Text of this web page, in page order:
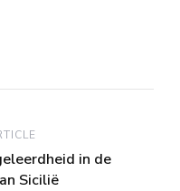
in de
Sicilië